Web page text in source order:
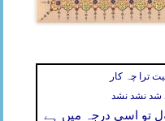
ترا چہ کار
شد نشد نشد
تو اسی درجہ میں ہے